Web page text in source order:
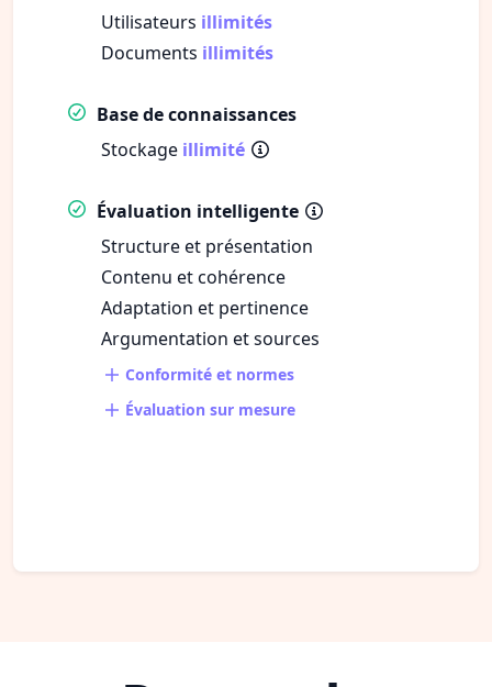
Utilisateurs illimités
Documents illimités
Base de connaissances
Stockage illimité
Évaluation intelligente
Structure et présentation
Contenu et cohérence
Adaptation et pertinence
Argumentation et sources
Conformité et normes
Évaluation sur mesure